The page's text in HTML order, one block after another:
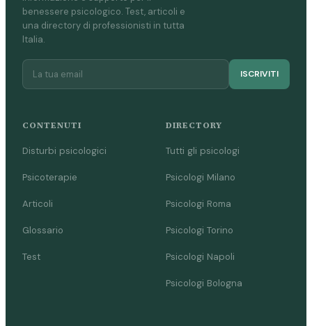
benessere psicologico. Test, articoli e
una directory di professionisti in tutta
Italia.
ISCRIVITI
CONTENUTI
Disturbi psicologici
Psicoterapie
Articoli
Glossario
Test
DIRECTORY
Tutti gli psicologi
Psicologi Milano
Psicologi Roma
Psicologi Torino
Psicologi Napoli
Psicologi Bologna